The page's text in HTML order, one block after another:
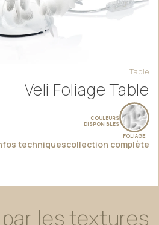
Table
Veli Foliage Table
COULEURS
DISPONIBLES
FOLIAGE
techniquescollection complète
par les textures